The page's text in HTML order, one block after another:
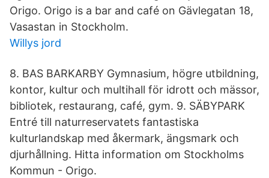
Origo. Origo is a bar and café on Gävlegatan 18,
Vasastan in Stockholm.
Willys jord
8. BAS BARKARBY Gymnasium, högre utbildning,
kontor, kultur och multihall för idrott och mässor,
bibliotek, restaurang, café, gym. 9. SÄBYPARK
Entré till naturreservatets fantastiska
kulturlandskap med åkermark, ängsmark och
djurhållning. Hitta information om Stockholms
Kommun - Origo.